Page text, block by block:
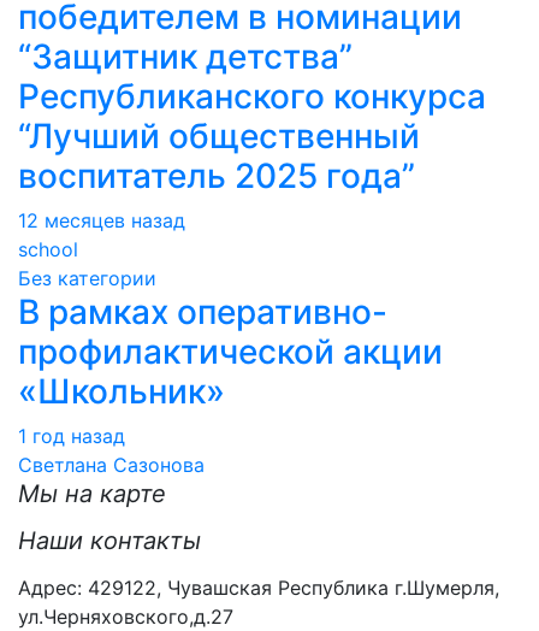
победителем в номинации
“Защитник детства”
Республиканского конкурса
“Лучший общественный
воспитатель 2025 года”
12 месяцев назад
school
Без категории
В рамках оперативно-
профилактической акции
«Школьник»
1 год назад
Светлана Сазонова
Мы на карте
Наши контакты
Адрес: 429122, Чувашская Республика г.Шумерля,
ул.Черняховского,д.27